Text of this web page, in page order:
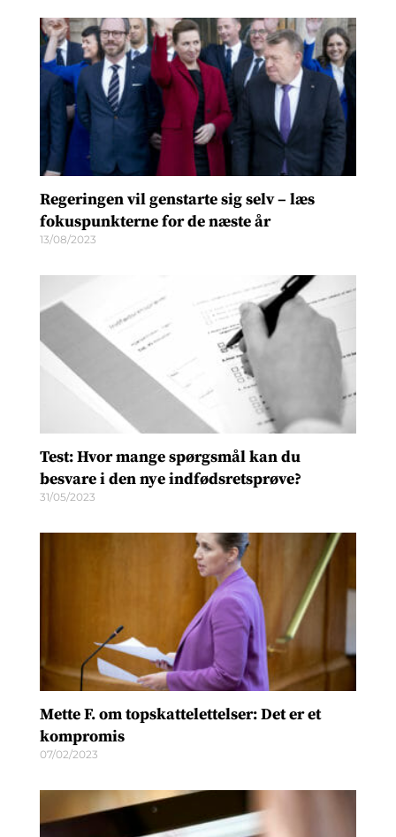
Regeringen vil genstarte sig selv – læs
fokuspunkterne for de næste år
13/08/2023
Test: Hvor mange spørgsmål kan du
besvare i den nye indfødsretsprøve?
31/05/2023
Mette F. om topskattelettelser: Det er et
kompromis
07/02/2023